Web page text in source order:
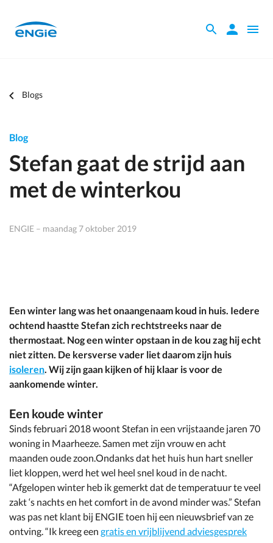
mainZoeken
Zoeken
Open
Je
Blogs
Blog
Stefan gaat de strijd aan
met de winterkou
ENGIE – maandag 7 oktober 2019
Een winter lang was het onaangenaam koud in huis. Iedere
ochtend haastte Stefan zich rechtstreeks naar de
thermostaat. Nog een winter opstaan in de kou zag hij echt
niet zitten. De kersverse vader liet daarom zijn huis
isoleren. Wij zijn gaan kijken of hij klaar is voor de
aankomende winter.
Een koude winter
Sinds februari 2018 woont Stefan in een vrijstaande jaren 70
woning in Maarheeze. Samen met zijn vrouw en acht
maanden oude zoon.Ondanks dat het huis hun hart sneller
liet kloppen, werd het wel heel snel koud in de nacht.
“Afgelopen winter heb ik gemerkt dat de temperatuur te veel
zakt ‘s nachts en het comfort in de avond minder was.” Stefan
was pas net klant bij ENGIE toen hij een nieuwsbrief van ze
ontving. “Ik kreeg een gratis en vrijblijvend adviesgesprek